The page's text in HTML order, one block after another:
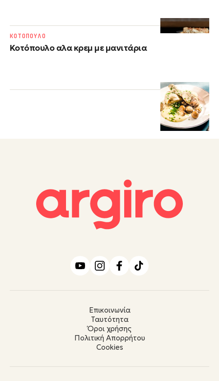
Κοτόπουλο αλα κρεμ με μανιτάρια
ΚΟΤΟΠΟΥΛΟ
Επικοινωνία
Ταυτότητα
Όροι χρήσης
Πολιτική Απορρήτου
Cookies